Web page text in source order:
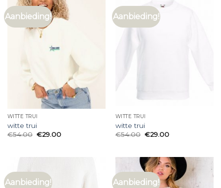
Aanbieding!
WITTE TRUI
witte trui
€54.00 €29.00
Aanbieding!
WITTE TRUI
witte trui
€54.00 €29.00
Aanbieding! Aanbieding!